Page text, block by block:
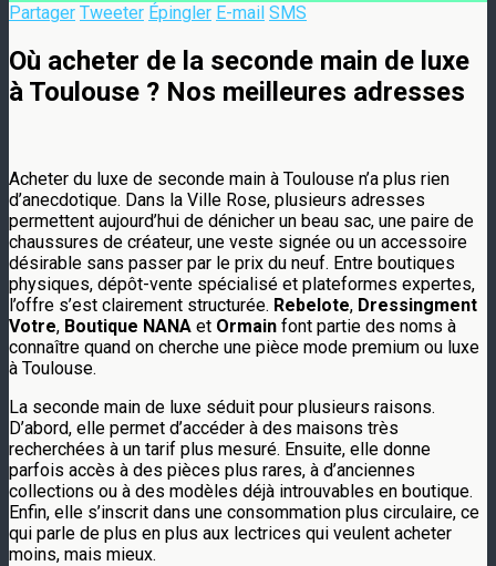
Partager Tweeter Épingler E-mail SMS
Où acheter de la seconde main de luxe
à Toulouse ? Nos meilleures adresses
Acheter du luxe de seconde main à Toulouse n’a plus rien
d’anecdotique. Dans la Ville Rose, plusieurs adresses
permettent aujourd’hui de dénicher un beau sac, une paire de
chaussures de créateur, une veste signée ou un accessoire
désirable sans passer par le prix du neuf. Entre boutiques
physiques, dépôt-vente spécialisé et plateformes expertes,
l’offre s’est clairement structurée. Rebelote, Dressingment
Votre, Boutique NANA et Ormain font partie des noms à
connaître quand on cherche une pièce mode premium ou luxe
à Toulouse.
La seconde main de luxe séduit pour plusieurs raisons.
D’abord, elle permet d’accéder à des maisons très
recherchées à un tarif plus mesuré. Ensuite, elle donne
parfois accès à des pièces plus rares, à d’anciennes
collections ou à des modèles déjà introuvables en boutique.
Enfin, elle s’inscrit dans une consommation plus circulaire, ce
qui parle de plus en plus aux lectrices qui veulent acheter
moins, mais mieux.